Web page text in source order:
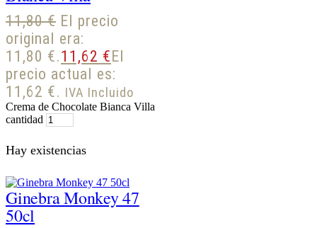
11,80€ El precio
original era:
11,80 €.11,62 € El
precio actual es:
11,62 €. IVA Incluido
Crema de Chocolate Bianca Villa
cantidad
Hay existencias
Ginebra Monkey 47
50cl